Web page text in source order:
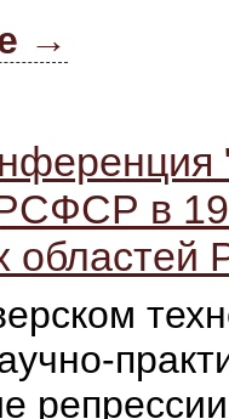
→
в
областей